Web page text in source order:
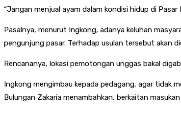
“Jangan menjual ayam dalam kondisi hidup di Pasar
Pasalnya, menurut Ingkong, adanya keluhan
pengunjung pasar. Terhadap usulan tersebut akan
Rencananya, lokasi pemotongan unggas bakal
Ingkong mengimbau kepada pedagang, agar tidak
Bulungan Zakaria menambahkan, berkaitan